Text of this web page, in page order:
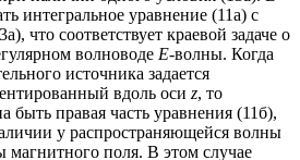
интегральное уравнение (11а) с
что соответствует краевой задаче о
волноводе Е-волны. Когда
источника задается
вдоль оси z, то
быть правая часть уравнения (11б),
у распространяющейся волны
поля. В этом случае